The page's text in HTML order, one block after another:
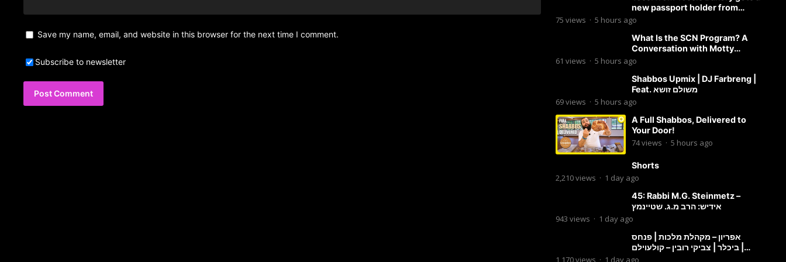
Save my name, email, and website in this browser for the next time I comment.
Subscribe to newsletter
new passport holder from
Globekeeper.co
75 views · 5 hours ago
What Is the SCN Program? A
Conversation with Motty
Solomon
61 views · 5 hours ago
Shabbos Upmix | DJ Farbreng |
Feat. משולם זושא
69views · 5 hours ago
A Full Shabbos, Delivered to
Your Door!
74views · 5 hours ago
Shorts
2,210views · 1 day ago
45: Rabbi M.G. Steinmetz –
אידיש: הרב מ.ג. שטיינמץ
943 views · 1 day ago
אפריון – מקהלת מלכות | פנחס
ביכלר | צביקי רובין – קולעוילם |
Malchus Choir, Tzviki Rubin
1,170views · 1 day ago